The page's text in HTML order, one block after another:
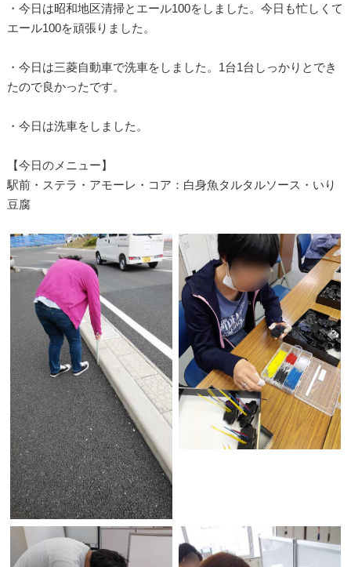
・今日は昭和地区清掃とエール100をしました。今日も忙しくて
エール100を頑張りました。
・今日は三菱自動車で洗車をしました。1台1台しっかりとでき
たので良かったです。
・今日は洗車をしました。
【今日のメニュー】
駅前・ステラ・アモーレ・コア：白身魚タルタルソース・いり
豆腐